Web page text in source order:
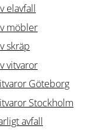
elavfall
möbler
skräp
vitvaror
Göteborg
Stockholm
avfall